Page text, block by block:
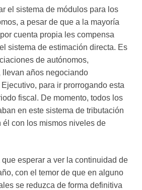
el sistema de módulos para los
a pesar de que a la mayoría
cuenta propia les compensa
sistema de estimación directa. Es
de autónomos,
llevan años negociando
para ir prorrogando esta
fiscal. De momento, todos los
en este sistema de tributación
él con los mismos niveles de
esperar a ver la continuidad de
con el temor de que en alguno
se reduzca de forma definitiva